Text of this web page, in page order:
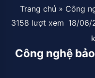
Trang chủ » Công
3158 lượt xem 18/06/
Công nghệ